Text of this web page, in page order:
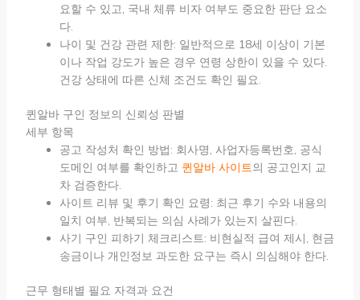
요할 수 있고, 국내 체류 비자 여부도 중요한 판단 요소
다.
나이 및 건강 관련 제한: 일반적으로 18세 이상이 기본
이나 작업 강도가 높은 경우 연령 상한이 있을 수 있다.
건강 상태에 따른 신체 조건도 확인 필요.
퀸알바 구인 정보의 신뢰성 판별
세부 항목
공고 작성처 확인 방법: 회사명, 사업자등록번호, 공식
도메인 여부를 확인하고 퀸알바 사이트의 공고인지 교
차 검증한다.
사이트 리뷰 및 후기 확인 요령: 최근 후기 수와 내용의
일치 여부, 반복되는 의심 사례가 있는지 살핀다.
사기 구인 피하기 체크리스트: 비현실적 급여 제시, 현금
송금이나 개인정보 과도한 요구는 즉시 의심해야 한다.
근무 형태별 필요 자격과 요건